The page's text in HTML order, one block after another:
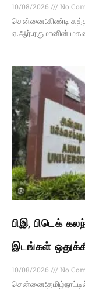
10/08/2026
No
சென்னை:கிண்டி
ஏ.ஆர்.ரகுமானின்
பிஇ, பிடெக்
இடங்கள்
10/08/2026
No
சென்னை:தமிழ்நாட்டில்